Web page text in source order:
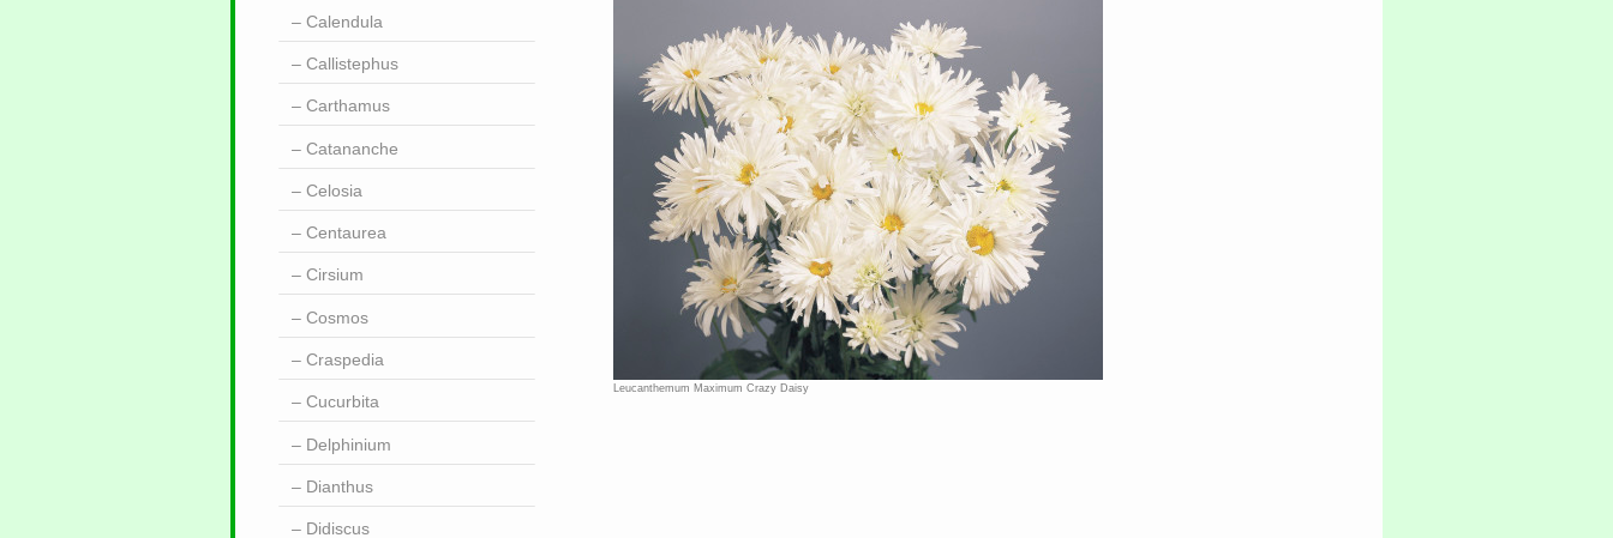
Leucanthemum Maximum Crazy Daisy
Calendula
Callistephus
Carthamus
Catananche
Celosia
Centaurea
Cirsium
Cosmos
Craspedia
Cucurbita
Delphinium
Dianthus
Didiscus